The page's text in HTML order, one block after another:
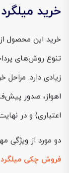
خرید میلگرد 20 اروند اهواز از فولادسل
خرید این محصول
تنوع روش‌های
اهواز، صدور
اعتباری) و در
دو مورد از ویژگی
فروش چکی میلگرد